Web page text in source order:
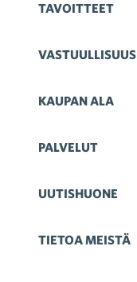
TAVOITTEET
VASTUULLISUUS
KAUPAN ALA
PALVELUT
UUTISHUONE
TIETOA MEISTÄ